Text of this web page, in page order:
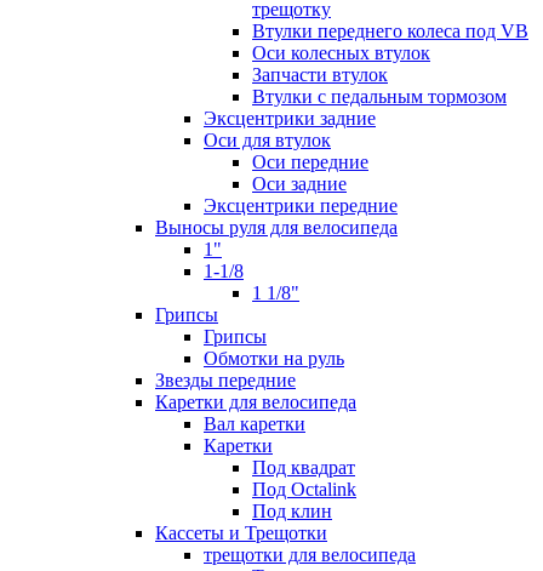
трещотку
Втулки переднего колеса под VB
Оси колесных втулок
Запчасти втулок
Втулки с педальным тормозом
Эксцентрики задние
Оси для втулок
Оси передние
Оси задние
Эксцентрики передние
Выносы руля для велосипеда
1"
1-1/8
1 1/8"
Грипсы
Грипсы
Обмотки на руль
Звезды передние
Каретки для велосипеда
Вал каретки
Каретки
Под квадрат
Под Octalink
Под клин
Кассеты и Трещотки
трещотки для велосипеда